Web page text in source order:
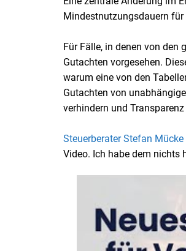
Mindestnutzungsdauern
Für Fälle, in denen von den
Gutachten vorgesehen.
warum eine von den
Gutachten von
verhindern und
Steuerberater Stefan
Video. Ich habe dem nichts